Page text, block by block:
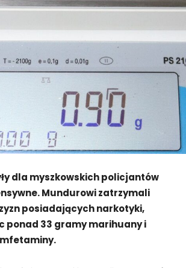
dla myszkowskich policjantów
Mundurowi zatrzymali
posiadających narkotyki,
ponad 33 gramy marihuany i